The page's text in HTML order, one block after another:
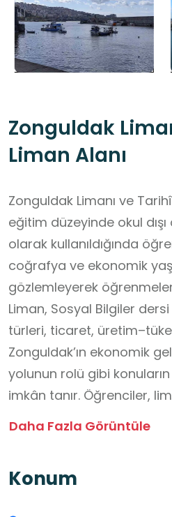
Zonguldak
Liman Alanı
Zonguldak Limanı ve
eğitim düzeyinde okul
olarak kullanıldığında
coğrafya ve ekonomik
gözlemleyerek
Liman, Sosyal Bilgiler
türleri, ticaret,
Zonguldak’ın ekonomik
yolunun rolü gibi
imkân tanır. Öğrenciler,
faaliyetleri gözlemleyerek
birliğinin önemini fark
Daha Fazla Görüntüle
Konum